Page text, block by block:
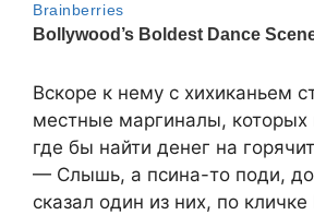
Вскоре к нему с хихиканьем
местные маргиналы, которых
где бы найти денег на
— Слышь, а псина-то поди,
сказал один из них, по